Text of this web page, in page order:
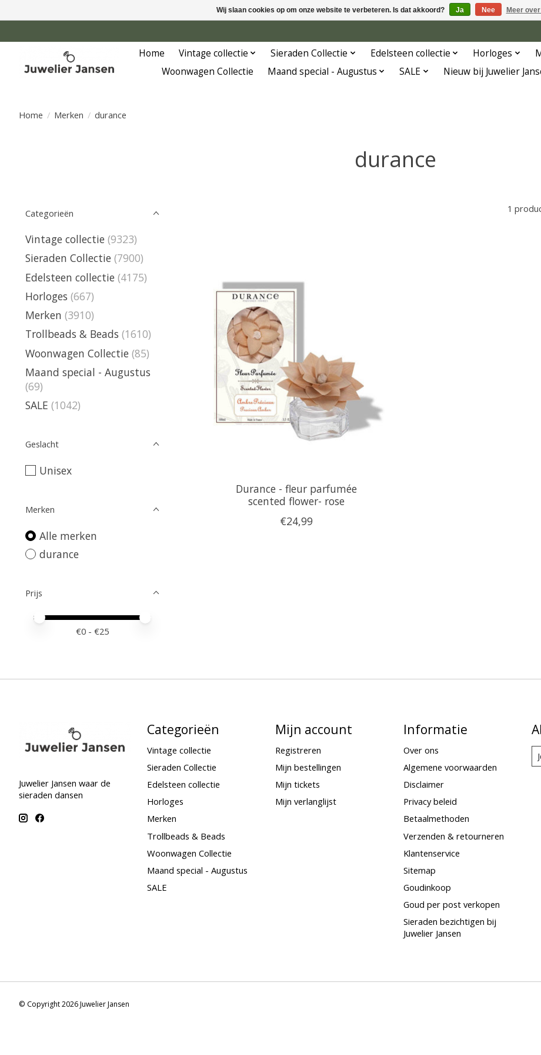
Home Vintage collectie Sieraden Collectie Edelsteen collectie Horloges
Woonwagen Collectie
Maand special - Augustus SALE Nieuw bij Juwelier
Home / Merken / durance
durance
Categorieën
Vintage collectie (9323)
Sieraden Collectie (7900)
Edelsteen collectie (4175)
Horloges (667)
Merken (3910)
Trollbeads & Beads (1610)
Woonwagen Collectie (85)
Maand special - Augustus
(69)
SALE (1042)
Geslacht
Unisex
Merken
Alle merken
durance
Prijs
Minimale prijswaarde
Price maximum value
€0 - €25
1
Durance - fleur parfumée
scented flower- rose
€24,99
Juwelier Jansen waar de
sieraden dansen
Categorieën
Vintage collectie
Sieraden Collectie
Edelsteen collectie
Horloges
Merken
Trollbeads & Beads
Woonwagen Collectie
Maand special - Augustus
SALE
Mijn account
Registreren
Mijn bestellingen
Mijn tickets
Mijn verlanglijst
Informatie
Over ons
Algemene voorwaarden
Disclaimer
Privacy beleid
Betaalmethoden
Verzenden & retourneren
Klantenservice
Sitemap
Goudinkoop
Goud per post verkopen
Sieraden bezichtigen bij
Juwelier Jansen
© Copyright 2026 Juwelier Jansen
Wij slaan cookies op om onze website te verbeteren. Is dat akkoord? Ja Nee Meer